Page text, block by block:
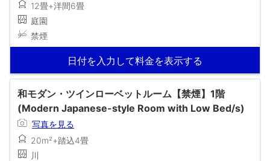
12畳+洋間6畳
庭園
禁煙
日付を入力して料金を表示する
和モダン・ツインローベットルーム【禁煙】1階
(Modern Japanese-style Room with Low Bed/s)
写真を見る
20m²+踏込4畳
川